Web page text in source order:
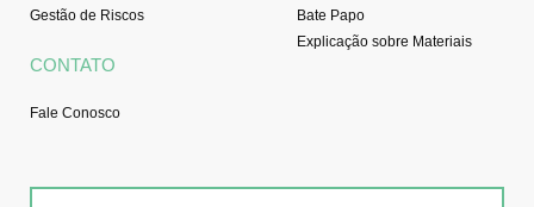
Gestão de Riscos
CONTATO
Fale Conosco
Bate Papo
Explicação sobre Materiais